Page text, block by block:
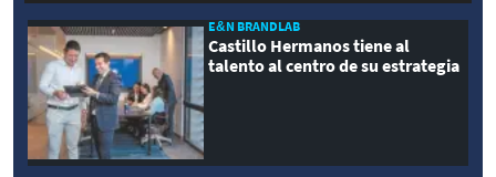
E&N BRANDLAB
Castillo Hermanos tiene al
talento al centro de su estrategia